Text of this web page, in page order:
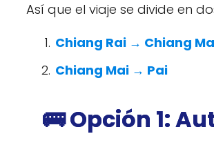
Así que el viaje se divide en
Chiang Rai → Chiang
Chiang Mai → Pai
🚌 Opción 1: